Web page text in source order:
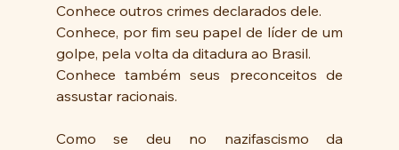
Conhece outros crimes declarados dele.
Conhece, por fim seu papel de líder de um
golpe, pela volta da ditadura ao Brasil.
Conhece também seus preconceitos de
assustar racionais.
Como se deu no nazifascismo da